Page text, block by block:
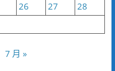
26 27
28
7 月 »